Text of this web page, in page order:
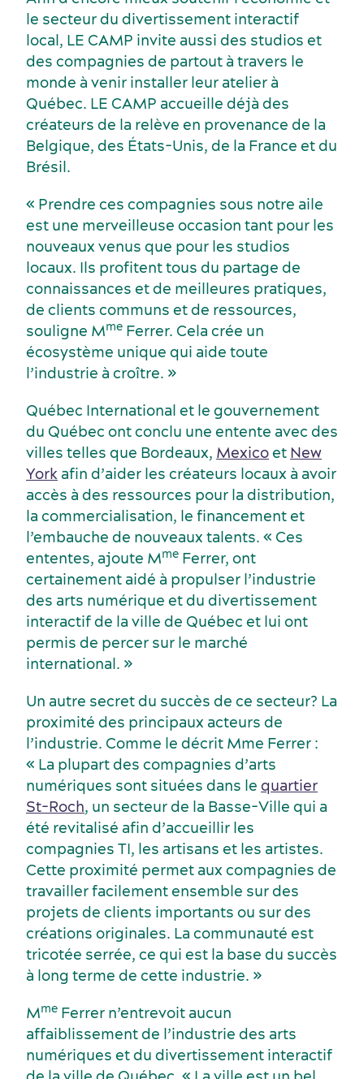
Dernières nouvelles
le secteur du divertissement interactif
local, LE CAMP invite aussi des studios et
des compagnies de partout à travers le
monde à venir installer leur atelier à
Québec. LE CAMP accueille déjà des
créateurs de la relève en provenance de la
Belgique, des États-Unis, de la France et du
Brésil.
« Prendre ces compagnies sous notre aile
est une merveilleuse occasion tant pour les
nouveaux venus que pour les studios
locaux. Ils profitent tous du partage de
connaissances et de meilleures pratiques,
de clients communs et de ressources,
souligne Mme Ferrer. Cela crée un
écosystème unique qui aide toute
l’industrie à croître. »
Québec International et le gouvernement
du Québec ont conclu une entente avec des
villes telles que Bordeaux, Mexicoet New
York afin d’aider les créateurs locaux à avoir
accès à des ressources pour la distribution,
la commercialisation, le financement et
l’embauche de nouveaux talents. « Ces
ententes, ajoute Mme Ferrer, ont
certainement aidé à propulser l’industrie
des arts numérique et du divertissement
interactif de la ville de Québec et lui ont
permis de percer sur le marché
international. »
Un autre secret du succès de ce secteur? La
proximité des principaux acteurs de
l’industrie. Comme le décrit Mme Ferrer :
« La plupart des compagnies d’arts
numériques sont situées dans le quartier
St-Roch, un secteur de la Basse-Ville qui a
été revitalisé afin d’accueillir les
compagnies TI, les artisans et les artistes.
Cette proximité permet aux compagnies de
travailler facilement ensemble sur des
projets de clients importants ou sur des
créations originales. La communauté est
tricotée serrée, ce qui est la base du succès
à long terme de cette industrie. »
Mme Ferrer n’entrevoit aucun
affaiblissement de l’industrie des arts
numériques et du divertissement interactif